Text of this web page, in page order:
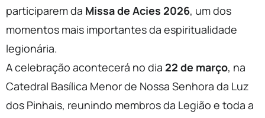
participarem da Missa de Acies 2026, um dos
momentos mais importantes da espiritualidade
legionária.
A celebração acontecerá no dia 22 de março, na
Catedral Basílica Menor de Nossa Senhora da Luz
dos Pinhais, reunindo membros da Legião e toda a